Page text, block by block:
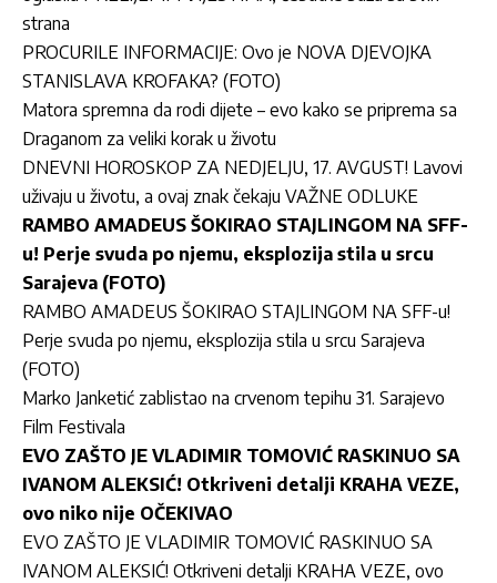
strana
PROCURILE INFORMACIJE: Ovo je NOVA DJEVOJKA
STANISLAVA KROFAKA? (FOTO)
Matora spremna da rodi dijete – evo kako se priprema sa
Draganom za veliki korak u životu
DNEVNI HOROSKOP ZA NEDJELJU, 17. AVGUST! Lavovi
uživaju u životu, a ovaj znak čekaju VAŽNE ODLUKE
RAMBO AMADEUS ŠOKIRAO STAJLINGOM NA SFF-
u! Perje svuda po njemu, eksplozija stila u srcu
Sarajeva (FOTO)
RAMBO AMADEUS ŠOKIRAO STAJLINGOM NA SFF-u!
Perje svuda po njemu, eksplozija stila u srcu Sarajeva
(FOTO)
Marko Janketić zablistao na crvenom tepihu 31. Sarajevo
Film Festivala
EVO ZAŠTO JE VLADIMIR TOMOVIĆ RASKINUO SA
IVANOM ALEKSIĆ! Otkriveni detalji KRAHA VEZE,
ovo niko nije OČEKIVAO
EVO ZAŠTO JE VLADIMIR TOMOVIĆ RASKINUO SA
IVANOM ALEKSIĆ! Otkriveni detalji KRAHA VEZE, ovo